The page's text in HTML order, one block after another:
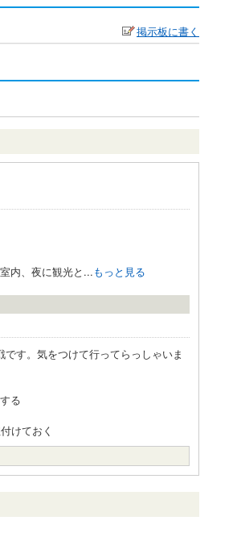
掲示板に書く
内、夜に観光と...もっと見る
す。気をつけて行ってらっしゃいま
る
けておく